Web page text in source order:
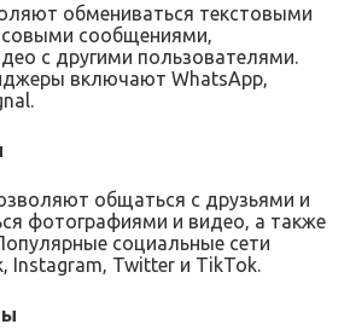
обмениваться текстовыми
сообщениями‚
с другими пользователями.
включают WhatsApp‚
общаться с друзьями и
фотографиями и видео‚ а также
социальные сети
Instagram‚ Twitter и TikTok.